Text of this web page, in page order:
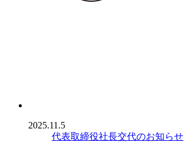
2025.11.5
代表取締役社長交代のお知らせ